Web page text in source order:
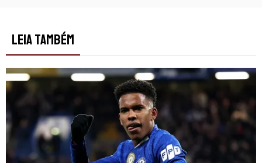
LEIA TAMBÉM